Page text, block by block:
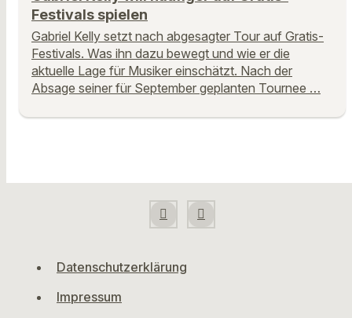
Festivals spielen
Gabriel Kelly setzt nach abgesagter Tour auf Gratis-
Festivals. Was ihn dazu bewegt und wie er die
aktuelle Lage für Musiker einschätzt. Nach der
Absage seiner für September geplanten Tournee …
Datenschutzerklärung
Impressum